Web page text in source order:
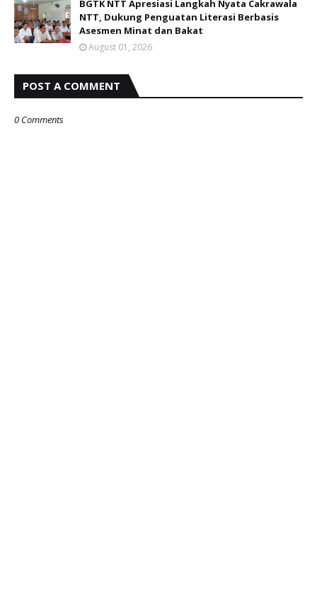
BGTK NTT Apresiasi Langkah Nyata Cakrawala
NTT, Dukung Penguatan Literasi Berbasis
Asesmen Minat dan Bakat
August 01, 2026
POST A COMMENT
0 Comments